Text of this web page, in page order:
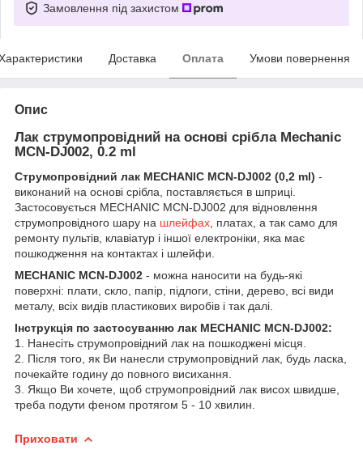
Замовлення під захистом
Доставка Оплата Умови повернення
Опис
Лак струмопровідний на основі срібла Mechanic
MCN-DJ002, 0.2 ml
Струмопровідний лак MECHANIC MCN-DJ002 (0,2 ml) -
виконаний на основі срібла, поставляється в шприці.
Застосовується MECHANIC MCN-DJ002 для відновлення
струмопровідного шару на шлейфах , платах, а так само для
ремонту пультів, клавіатур і іншої електроніки, яка має
пошкодження на контактах і шлейфи.
MECHANIC MCN-DJ002 - можна наносити на будь-які
поверхні: плати, скло, папір, підлоги, стіни, дерево, всі види
металу, всіх видів пластикових виробів і так далі.
Інструкція по застосуванню лак MECHANIC MCN-DJ002:
1. Нанесіть струмопровідний лак на пошкоджені місця.
2. Після того, як Ви нанесли струмопровідний лак, будь ласка,
почекайте годину до повного висихання.
3. Якщо Ви хочете, щоб струмопровідний лак висох швидше,
треба подути феном протягом 5 - 10 хвилин.
Приховати